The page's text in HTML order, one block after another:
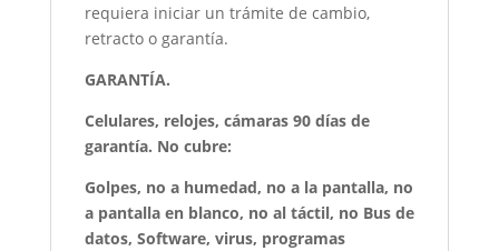
requiera iniciar un trámite de cambio,
retracto o garantía.
GARANTÍA.
Celulares, relojes, cámaras 90 días de
garantía. No cubre:
Golpes, no a humedad, no a la pantalla, no
a pantalla en blanco, no al táctil, no Bus de
datos, Software, virus, programas